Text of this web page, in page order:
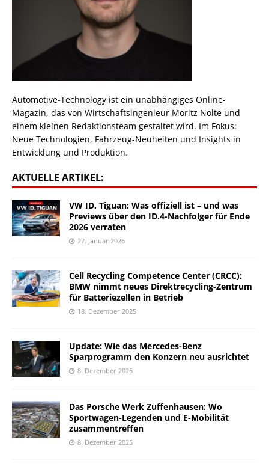
Automotive-Technology ist ein unabhängiges Online-
Magazin, das von Wirtschaftsingenieur Moritz Nolte und
einem kleinen Redaktionsteam gestaltet wird. Im Fokus:
Neue Technologien, Fahrzeug-Neuheiten und Insights in
Entwicklung und Produktion.
AKTUELLE ARTIKEL:
VW ID. Tiguan: Was offiziell ist – und was
Previews über den ID.4-Nachfolger für Ende
2026 verraten
27. Januar 2026
Cell Recycling Competence Center (CRCC):
BMW nimmt neues Direktrecycling-Zentrum
für Batteriezellen in Betrieb
18. Dezember 2025
Update: Wie das Mercedes-Benz
Sparprogramm den Konzern neu ausrichtet
8. Dezember 2025
Das Porsche Werk Zuffenhausen: Wo
Sportwagen-Legenden und E-Mobilität
zusammentreffen
8. Dezember 2025